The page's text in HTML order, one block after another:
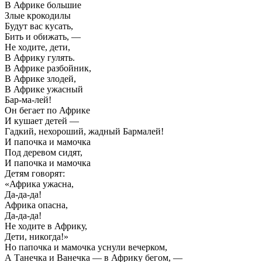
В Африке большие
Злые крокодилы
Будут вас кусать,
Бить и обижать, —
Не ходите, дети,
В Африку гулять.
В Африке разбойник,
В Африке злодей,
В Африке ужасный
Бар-ма-лей!
Он бегает по Африке
И кушает детей —
Гадкий, нехороший, жадный Бармалей!
И папочка и мамочка
Под деревом сидят,
И папочка и мамочка
Детям говорят:
«Африка ужасна,
Да-да-да!
Африка опасна,
Да-да-да!
Не ходите в Африку,
Дети, никогда!»
Но папочка и мамочка уснули вечерком,
А Танечка и Ванечка — в Африку бегом, —